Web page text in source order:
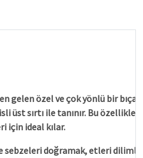
gelen özel ve çok yönlü bir
üst sırtı ile tanınır. Bu özellikler,
için ideal kılar.
sebzeleri doğramak, etleri